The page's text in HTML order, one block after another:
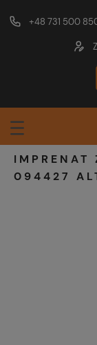
+48 731 500
IMPRENAT
094427